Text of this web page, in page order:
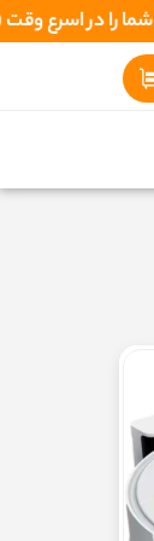
3 تا 7 روزکاری بدستتان برسد